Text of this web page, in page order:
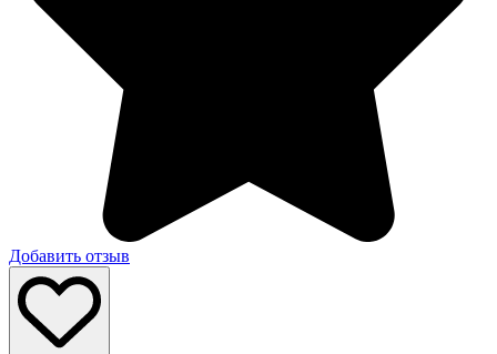
Добавить отзыв